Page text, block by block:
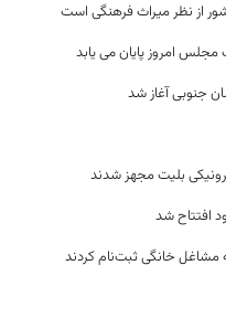
از نظر میراث فرهنگی است
مجلس امروز پایان می یابد
افتتاح شد